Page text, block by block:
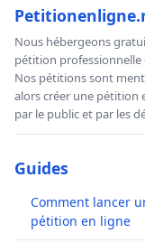
Nous hébergeons
pétition professionnelle
Nos pétitions sont
alors créer une pétition
par le public et par les
Guides
Comment lancer
pétition en ligne